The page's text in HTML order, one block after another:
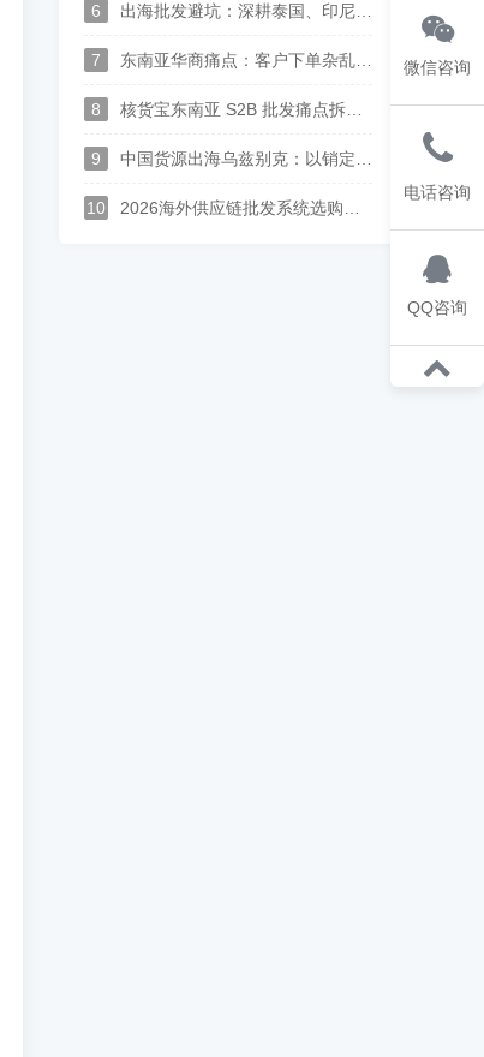
6 出海批发避坑：深耕泰国、印尼、中亚华商，一套中英泰马来印尼俄哈语供应链系统打通跨境分销
7 东南亚华商痛点：客户下单杂乱、语言沟通难？多语言 S2B2B 订货系统解决方案
8 核货宝东南亚 S2B 批发痛点拆解--上游供应商对账、供货、履约实现全链路数字化
9 中国货源出海乌兹别克：以销定采中亚供应链落地，批发订单自动转采购、多供应商整单集货方案
10 2026海外供应链批发系统选购指南：支持供应商入驻、多语种经销商订货平台推荐
微信咨询
电话咨询
QQ咨询